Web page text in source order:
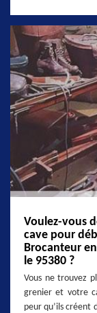
Voulez-vous
cave pour
Brocanteur
le 95380 ?
Vous ne trouvez
grenier et votre
peur qu’ils créent